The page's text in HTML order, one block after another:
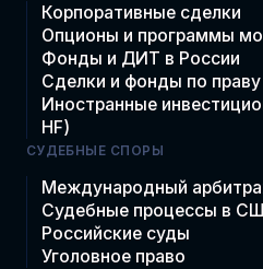
Корпоративные сделки
Опционы и программы
Фонды и ДИТ в России
Сделки и фонды по
Иностранные
HF)
СУДЕБНЫЕ СПОРЫ
Международный
Судебные процессы в
Российские суды
Уголовное право